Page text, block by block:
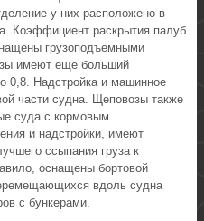
у них расположено в
Коэффициент раскрытия палуб
грузоподъемными
имеют еще больший
0,8. Надстройка и машинное
части судна. Щеповозы также
суда с кормовым
и надстройки, имеют
ссыпания груза к
оснащены бортовой
вдоль судна
с бункерами.